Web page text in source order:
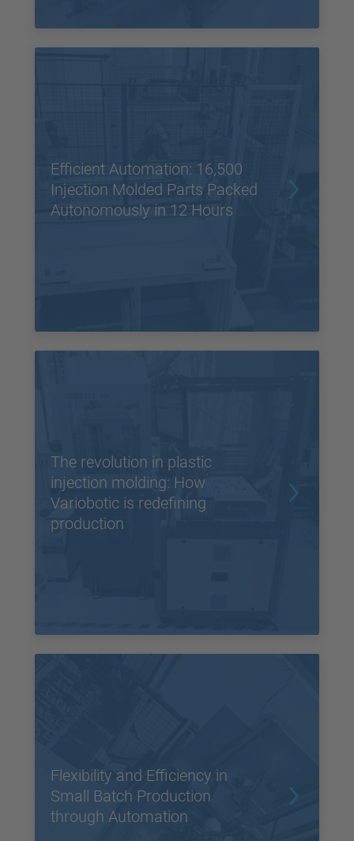
Efficient Automation: 16,500
Injection Molded Parts Packed
Autonomously in 12 Hours
The revolution in plastic
injection molding: How
Variobotic is redefining
production
Flexibility and Efficiency in
Small Batch Production
through Automation